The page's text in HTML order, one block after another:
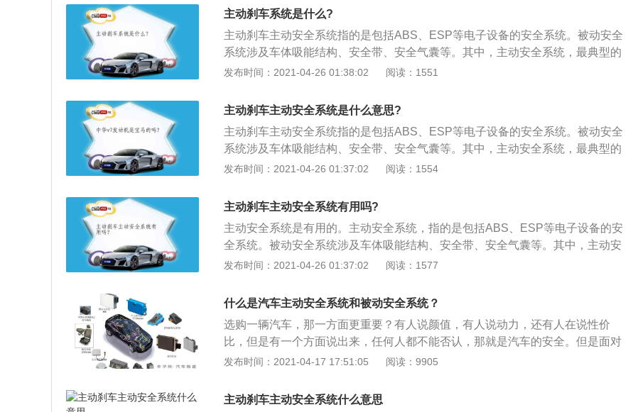
动紧急刹车。到目前为止，主动安全系统的前沿技术已经发展到预碰撞系统，其
中最典型的是主动制动系统。这种驾驶辅助技术特别适合交通拥堵的大中城市，
因为城市驾驶中的长期拥堵会分散驾驶员的注意力，有了这个功能就可以避免追
险。
辆在拥堵的道路行驶时，长时间驾驶会分散机动车辆，驾驶人员的注意力，此时
机动车辆匹配的主动安全系统，会帮助机动车辆的驾驶人员降低行驶途中的风险
和损失。
主动刹车系统是什么?
主动刹车主动安全系统指的是包括ABS、ESP等电子设备的安全系统。被动安全
系统涉及车体吸能结构、安全带、安全气囊等。其中，主动安全系统，最典型的
是主动刹车系统。主动安全系统的作用如下：1、当车辆的速度达到30km\/h时，
头前6米内的情况；2、当前车刹车、停止或者有其它障碍物的时候，这套系统首
先会自动在刹车系统上加力，以帮助驾驶员在做出动作前缩短刹车距离；或者它
还可以通过调整方向盘，来改变车辆行驶路径，以避开障碍物；3、如果距离障
碍物已经很近，这套系统会自动紧急刹车而无需驾驶员的操作。
发布时间：2021-04-26 01:38:02 阅读：1551
主动刹车主动安全系统是什么意思?
主动刹车主动安全系统指的是包括ABS、ESP等电子设备的安全系统。被动安全
系统涉及车体吸能结构、安全带、安全气囊等。其中，主动安全系统，最典型的
是主动刹车系统。主动安全系统的作用如下：1、当车辆的速度达到30km\/h时，
头前6米内的情况；2、当前车刹车、停止或者有其它障碍物的时候，这套系统首
先会自动在刹车系统上加力，以帮助驾驶员在做出动作前缩短刹车距离；或者它
还可以通过调整方向盘，来改变车辆行驶路径，以避开障碍物；3、如果距离障
碍物已经很近，这套系统会自动紧急刹车而无需驾驶员的操作。
发布时间：2021-04-26 01:37:02 阅读：1554
主动刹车主动安全系统有用吗?
主动安全系统是有用的。主动安全系统，指的是包括ABS、ESP等电子设备的安
全系统。被动安全系统涉及车体吸能结构、安全带、安全气囊等。其中，主动安
全系统，最典型的是主动刹车系统。主动刹车系统的作用如下：1、当车辆的速
通状况，尤其是车头前6米内的情况；2、当前车刹车、停止或者有其它障碍物的
时候，这套系统首先会自动在刹车系统上加力，以帮助驾驶员在做出动作前缩短
刹车距离；3、或者它还可以通过调整方向盘，来改变车辆行驶路径，以避开障
碍物。当然，如果距离障碍物已经很近，这套系统会自动紧急刹车而无需驾驶员
的操作。
发布时间：2021-04-26 01:37:02 阅读：1577
什么是汽车主动安全系统和被动安全系统？
选购一辆汽车，那一方面更重要？有人说颜值，有人说动力，还有人在说性价
比，但是有一个方面说出来，任何人都不能否认，那就是汽车的安全。但是面对
汽车的主动安全与被动安全谁更重要的问题，一直都有不同的说法，究竟汽车的
是指汽车本身设置装配的一些能主动避免安全事故发生的装置与技术。 目前普通
汽车上的主动安全技术主要包括：ebd电子制动力分配系统、abs防抱死制动系
发布时间：2021-04-17 17:51:05 阅读：9905
主动刹车主动安全系统什么意思